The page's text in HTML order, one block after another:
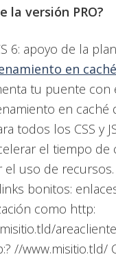
la versión PRO?
6: apoyo de la
en caché
tu puente con
en caché
todos los CSS y
el tiempo de
el uso de recursos.
bonitos:
como http:
//www.misitio.tld/